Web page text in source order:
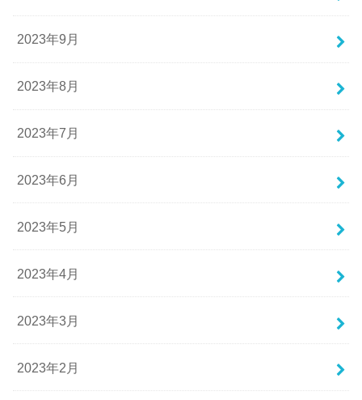
2023年9月
2023年8月
2023年7月
2023年6月
2023年5月
2023年4月
2023年3月
2023年2月